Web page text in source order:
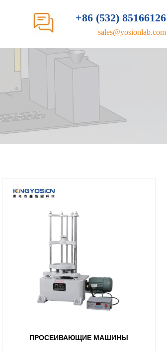
+86 (532) 85166126
sales@yosionlab.com
ПРОСЕИВАЮЩИЕ МАШИНЫ